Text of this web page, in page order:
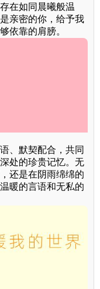
在如同晨曦般温
亲密的你，给予我
依靠的肩膀。
、默契配合，共同
处的珍贵记忆。无
还是在阴雨绵绵的
暖的言语和无私的